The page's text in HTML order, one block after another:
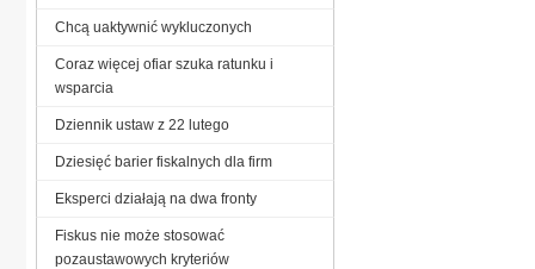
Chcą uaktywnić wykluczonych
Coraz więcej ofiar szuka ratunku i
wsparcia
Dziennik ustaw z 22 lutego
Dziesięć barier fiskalnych dla firm
Eksperci działają na dwa fronty
Fiskus nie może stosować
pozaustawowych kryteriów